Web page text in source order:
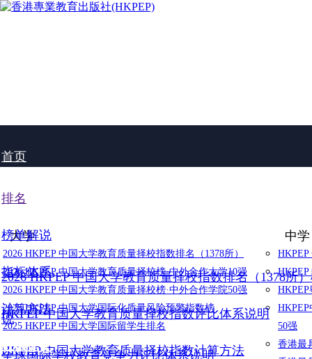
首页
排名
大学
2026 HKPEP 中国大学教育质量择校指数排名（1378所）
2026 HKPEP 中国大学教育质量择校榜·中外合作大学10强
2026 HKPEP 中国大学教育质量择校榜·中外合作学院50强
2025 HKPEP 中国大学国际化质量风险预警指数榜
2025 HKPEP 中国大学国际留学生排名
中学
50强
香港最
榜单解说
2026 HKPEP 中国大学教育质量择校指数排名（1378所
说
指标体系
HKPEP 中国大学教育质量择校指数评比体系说明
全球国际学校教育竞争力评比体系说明
计算方法
HKPEP 中国大学教育质量择校指数计算方法
数据提交